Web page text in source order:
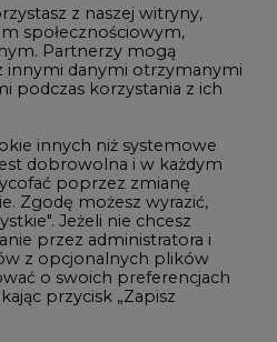
z naszej witryny,
społecznościowym,
Partnerzy mogą
innymi danymi otrzymanymi
podczas korzystania z ich
innych niż systemowe
dobrowolna i w każdym
poprzez zmianę
Zgodę możesz wyrazić,
Jeżeli nie chcesz
przez administratora i
z opcjonalnych plików
o swoich preferencjach
przycisk „Zapisz